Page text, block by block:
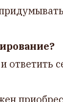
ответить